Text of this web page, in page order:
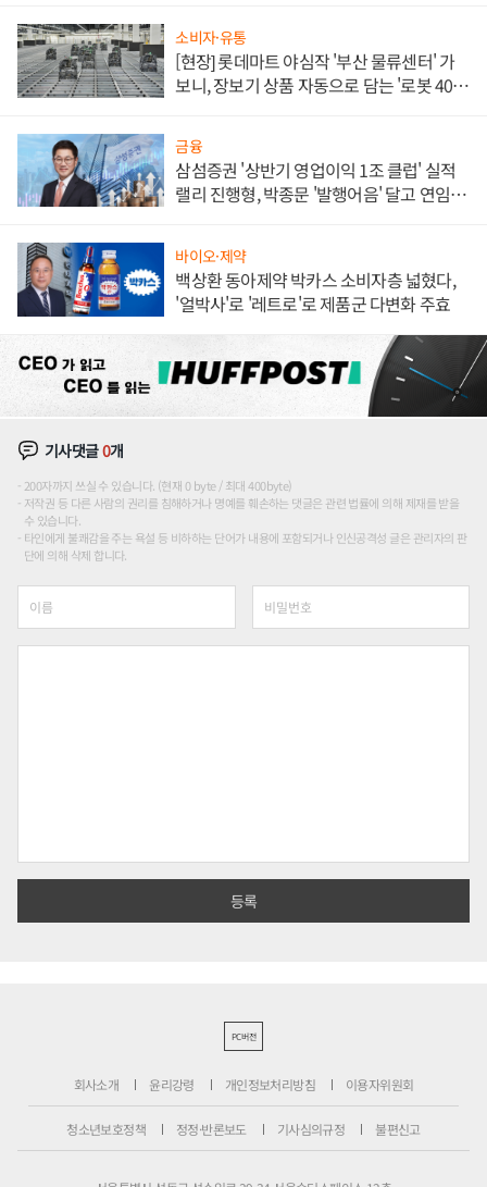
소비자·유통
[현장] 롯데마트 야심작 '부산 물류센터' 가
보니, 장보기 상품 자동으로 담는 '로봇 400
금융
삼섬증권 '상반기 영업이익 1조 클럽' 실적
랠리 진행형, 박종문 '발행어음' 달고 연임 향
바이오·제약
백상환 동아제약 박카스 소비자층 넓혔다,
'얼박사'로 '레트로'로 제품군 다변화 주효
기사댓글0개
200자까지 쓰실 수 있습니다. (현재 0 byte / 최대 400byte)
저작권 등 다른 사람의 권리를 침해하거나 명예를 훼손하는 댓글은 관련 법률에 의해 제재를 받을
수 있습니다.
타인에게 불쾌감을 주는 욕설 등 비하하는 단어가 내용에 포함되거나 인신공격성 글은 관리자의 판
단에 의해 삭제 합니다.
PC버전
회사소개 윤리강령 개인정보처리방침 이용자위원회
청소년보호정책 정정·반론보도 기사심의규정 불편신고